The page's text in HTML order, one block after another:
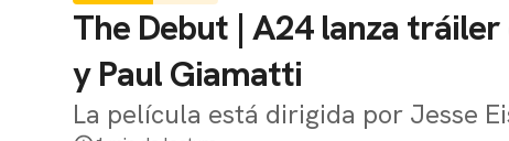
The Debut | A24 lanza
y Paul Giamatti
La película está dirigida por Jesse